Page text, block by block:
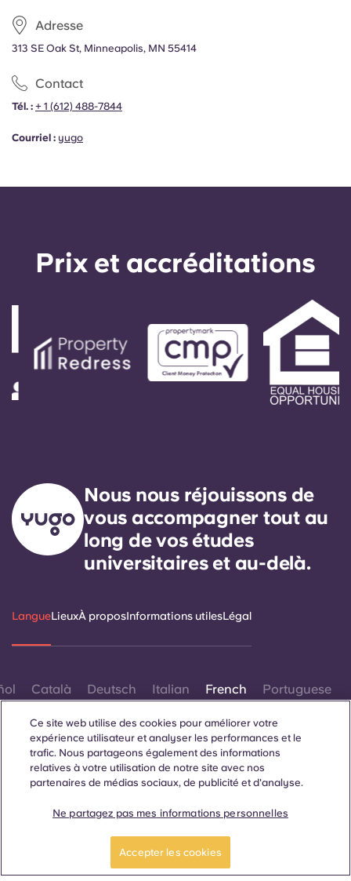
Adresse
313 SE Oak St, Minneapolis, MN 55414
Contact
Tél. : + 1 (612) 488-7844
Courriel : yugo
Postulez
maintenant
Faites une visite
Prix ​​et accréditations
Nous nous réjouissons de
vous accompagner tout au
long de vos études
universitaires et au-delà.
LangueLieuxÀ proposInformations utilesLégal
Català Deutsch Italian French Portuguese
Lorsque des termes désignant un genre spécifique
Ce site web utilise des cookies pour améliorer votre
expérience utilisateur et analyser les performances et le
trafic. Nous partageons également des informations
relatives à votre utilisation de notre site avec nos
partenaires de médias sociaux, de publicité et d'analyse.
Ne partagez pas mes informations personnelles
Accepter les cookies